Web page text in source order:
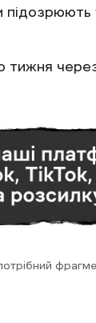
тижня